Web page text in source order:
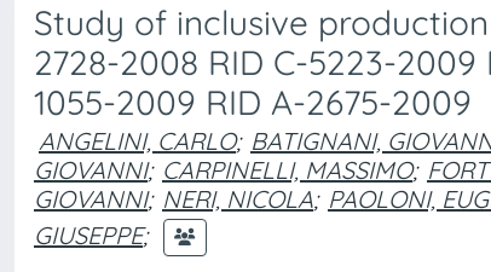
Study of inclusive
2728-2008 RID C-5223-2009
1055-2009 RID A-2675-2009
ANGELINI, CARLO; BATIGNANI,
GIOVANNI; CARPINELLI, MASSIMO;
GIOVANNI; NERI, NICOLA; PAOLONI,
GIUSEPPE;